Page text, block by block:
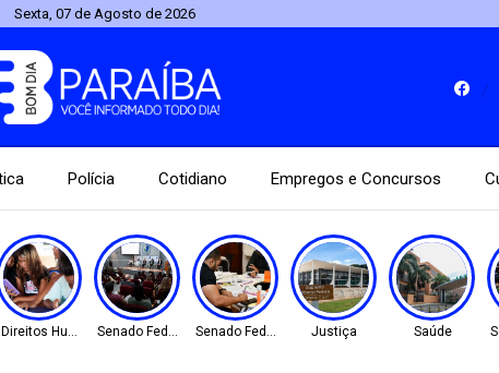
Sexta, 07 de Agosto de 2026
Polícia Cotidiano Empregos e Concursos
Direitos HumanosSenado Federal Senado Federal Justiça Saúde